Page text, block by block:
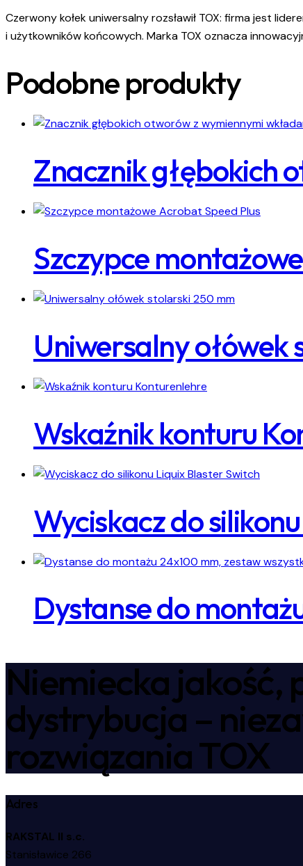
Czerwony kołek uniwersalny rozsławił TOX: firma jest
i użytkowników końcowych. Marka TOX oznacza
Podobne produkty
Znacznik głębokich
Szczypce
Uniwersalny
Wskaźnik konturu
Wyciskacz do
Dystanse do
Niemiecka jakość,
dystrybucja –
rozwiązania TOX
Adres
RAKSTAL II s.c.
Stanisławice 266